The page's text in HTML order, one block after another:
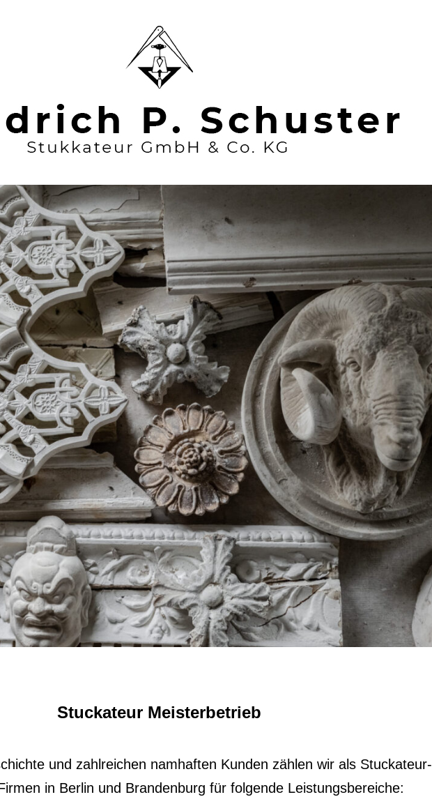
Stuckateur Meisterbetrieb
und zahlreichen namhaften Kunden zählen wir als Stuckateur-
in Berlin und Brandenburg für folgende Leistungsbereiche: